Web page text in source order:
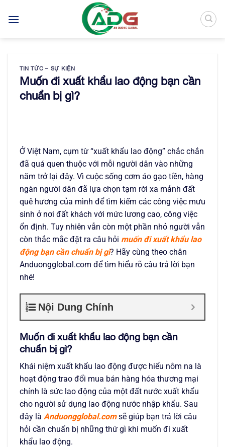
qua
TIN TỨC – SỰ KIỆN
Muốn đi xuất khẩu lao động bạn cần
chuẩn bị gì?
Ở Việt Nam, cụm từ “xuất khẩu lao động” chắc chắn
đã quá quen thuộc với mỗi người dân vào những
năm trở lại đây. Vì cuộc sống cơm áo gạo tiền, hàng
ngàn người dân đã lựa chọn tạm rời xa mảnh đất
quê hương của mình để tìm kiếm các công việc mưu
sinh ở nơi đất khách với mức lương cao, công việc
ổn định. Tuy nhiên vẫn còn một phần nhỏ người vẫn
còn thắc mắc đặt ra câu hỏi muốn đi xuất khẩu lao
động bạn cần chuẩn bị gì? Hãy cùng theo chân
Anduongglobal.com để tìm hiểu rõ câu trả lời bạn
nhé!
Nội Dung Chính
Muốn đi xuất khẩu lao động bạn cần
chuẩn bị gì?
Khái niệm xuất khẩu lao động được hiểu nôm na là
hoạt động trao đổi mua bán hàng hóa thương mại
chính là sức lao động của một đất nước xuất khẩu
cho người sử dụng lao động nước nhập khẩu. Sau
đây là Anduongglobal.comsẽ giúp bạn trả lời câu
hỏi cần chuẩn bị những thứ gì khi muốn đi xuất
khẩu lao động.